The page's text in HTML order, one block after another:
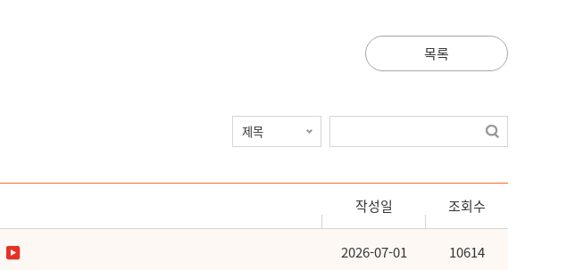
목록
작성일 조회수
2026-07-01 10614